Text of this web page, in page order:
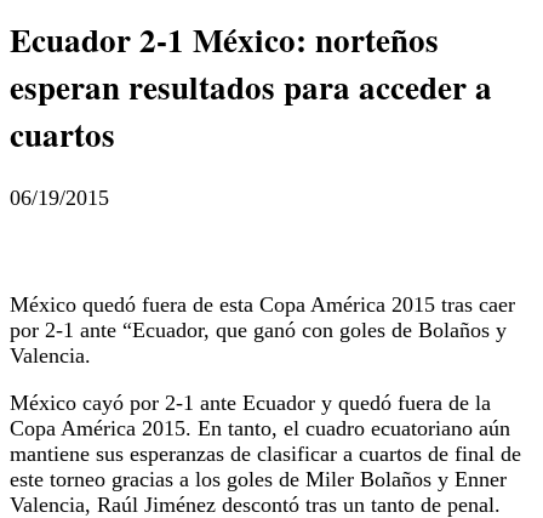
Ecuador 2-1 México: norteños
esperan resultados para acceder a
cuartos
06/19/2015
México quedó fuera de esta Copa América 2015 tras caer
por 2-1 ante “Ecuador, que ganó con goles de Bolaños y
Valencia.
México cayó por 2-1 ante Ecuador y quedó fuera de la
Copa América 2015. En tanto, el cuadro ecuatoriano aún
mantiene sus esperanzas de clasificar a cuartos de final de
este torneo gracias a los goles de Miler Bolaños y Enner
Valencia, Raúl Jiménez descontó tras un tanto de penal.